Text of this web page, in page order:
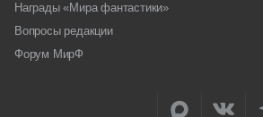
Награды «Мира фантастики»
Вопросы редакции
Форум МирФ